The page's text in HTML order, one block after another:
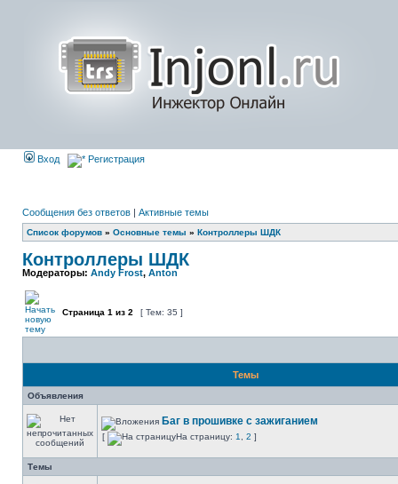
Вход Регистрация
Сообщения без ответов | Активные темы
Список форумов » Основные темы » Контроллеры ШДК
Контроллеры ШДК
Модераторы: Andy Frost, Anton
Страница 1 из 2 [ Тем: 35 ]
Темы
Объявления
Баг в прошивке с зажиганием
[ На страницу: 1 2 ]
Темы